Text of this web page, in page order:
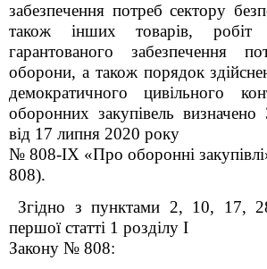
забезпечення потреб сектору
також інших товарів,
гарантованого забезпечення
оборони, а також порядок
демократичного цивільного
оборонних закупівель визначено
від 17 липня 2020 року
№ 808-IX «Про оборонні
808).
Згідно з пунктами 2, 10, 17,
першої статті 1 розділу І
Закону № 808: